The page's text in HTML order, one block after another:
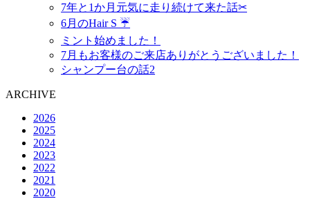
7年と1か月元気に走り続けて来た話✂︎
6月のHair S ☔️
ミント始めました！
7月もお客様のご来店ありがとうございました！
シャンプー台の話2
ARCHIVE
2026
2025
2024
2023
2022
2021
2020